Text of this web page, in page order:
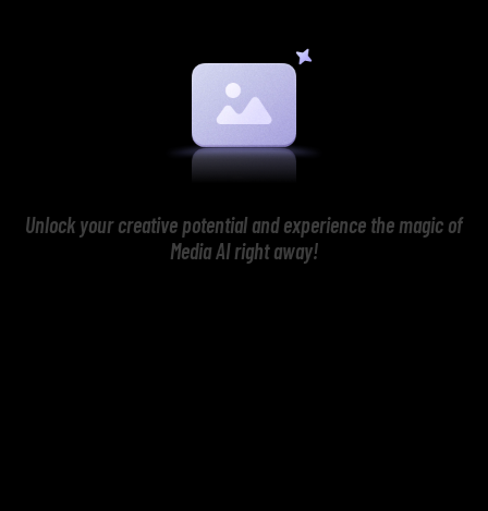
Unlock your creative potential and experience the magic of
Media AI right away!